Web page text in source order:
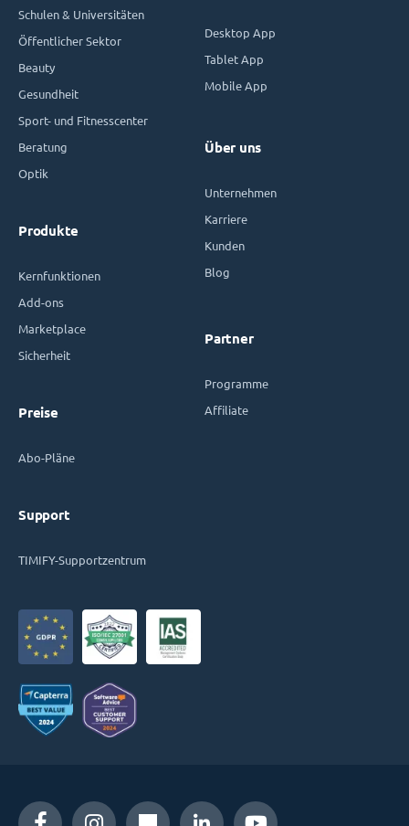
Schulen & Universitäten
Öffentlicher Sektor
Beauty
Gesundheit
Sport- und Fitnesscenter
Beratung
Optik
Produkte
Kernfunktionen
Add-ons
Marketplace
Sicherheit
Preise
Abo-Pläne
Support
TIMIFY-Supportzentrum
Desktop App
Tablet App
Mobile App
Über uns
Unternehmen
Karriere
Kunden
Blog
Partner
Programme
Affiliate